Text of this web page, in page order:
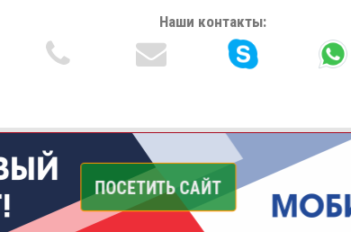
Наши контакты: